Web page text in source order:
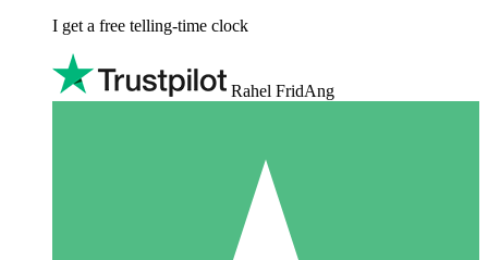
I get a free telling-time clock
Rahel FridAng